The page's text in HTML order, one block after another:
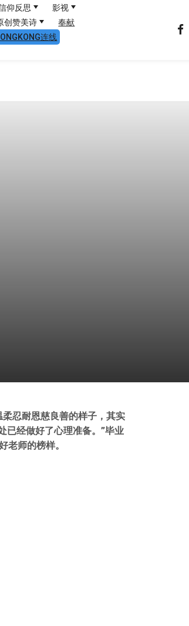
仰反思
影视
创赞美诗
奉献
连线
忍耐恩慈良善的样子，其实
已经做好了心理准备。”毕业
老师的榜样。